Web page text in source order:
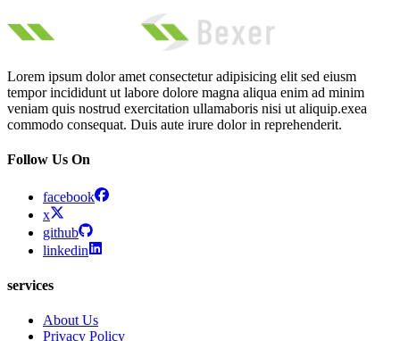
Lorem ipsum dolor amet consectetur adipisicing elit sed eiusm
tempor incididunt ut labore dolore magna aliqua enim ad minim
veniam quis nostrud exercitation ullamaboris nisi ut aliquip.exea
commodo consequat. Duis aute irure dolor in reprehenderit.
Follow Us On
facebook
x
github
linkedin
services
About Us
Privacy Policy